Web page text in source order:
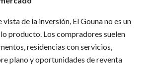
vista de la inversión, El Gouna no es un
producto. Los compradores suelen
residencias con servicios,
plano y oportunidades de reventa